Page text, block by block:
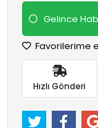
Gelince
Favorilerime
Hızlı Gönderi